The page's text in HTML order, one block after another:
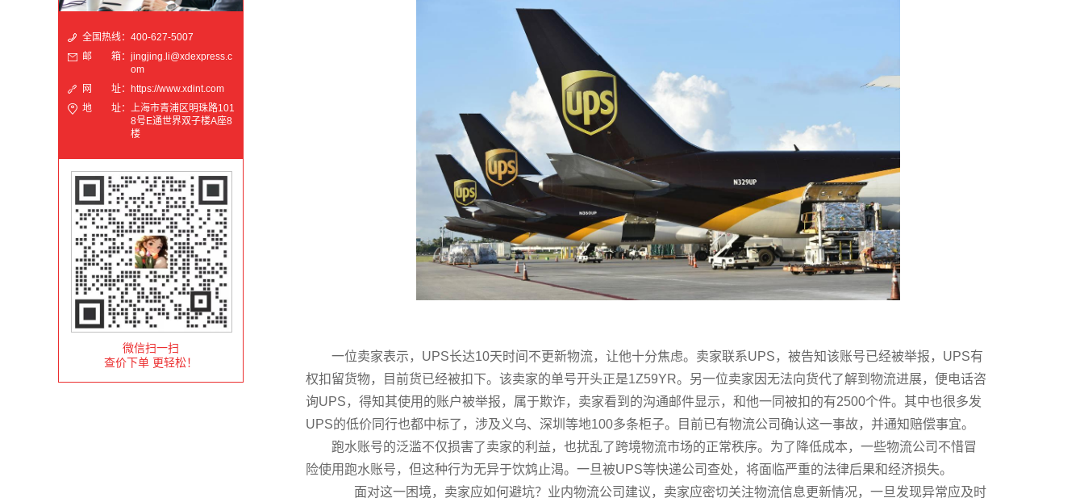
全国热线： 400-627-5007
邮 箱： jingjing.li@xdexpress.c
om
网 址： https://www.xdint.com
地 址： 上海市青浦区明珠路101
8号E通世界双子楼A座8
楼
微信扫一扫
查价下单 更轻松！
一位卖家表示，UPS长达10天时间不更新物流，让他十分焦虑。卖家联系UPS，被告知该账号已经被举报，UPS有
权扣留货物，目前货已经被扣下。该卖家的单号开头正是1Z59YR。另一位卖家因无法向货代了解到物流进展，便电话咨
询UPS，得知其使用的账户被举报，属于欺诈，卖家看到的沟通邮件显示，和他一同被扣的有2500个件。其中也很多发
UPS的低价同行也都中标了，涉及义乌、深圳等地100多条柜子。目前已有物流公司确认这一事故，并通知赔偿事宜。
跑水账号的泛滥不仅损害了卖家的利益，也扰乱了跨境物流市场的正常秩序。为了降低成本，一些物流公司不惜冒
险使用跑水账号，但这种行为无异于饮鸩止渴。一旦被UPS等快递公司查处，将面临严重的法律后果和经济损失。
面对这一困境，卖家应如何避坑？业内物流公司建议，卖家应密切关注物流信息更新情况，一旦发现异常应及时